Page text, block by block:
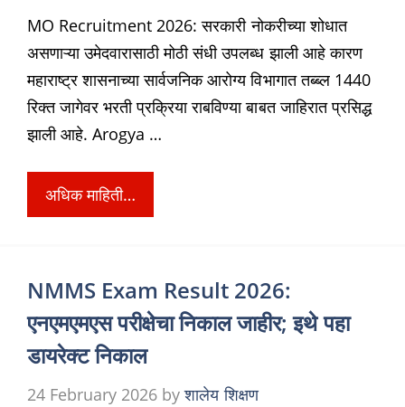
MO Recruitment 2026: सरकारी नोकरीच्या शोधात
असणाऱ्या उमेदवारासाठी मोठी संधी उपलब्ध झाली आहे कारण
महाराष्ट्र शासनाच्या सार्वजनिक आरोग्य विभागात तब्ब्ल 1440
रिक्त जागेवर भरती प्रक्रिया राबविण्या बाबत जाहिरात प्रसिद्ध
झाली आहे. Arogya …
अधिक माहिती…
NMMS Exam Result 2026:
एनएमएमएस परीक्षेचा निकाल जाहीर; इथे पहा
डायरेक्ट निकाल
24 February 2026 byशालेय शिक्षण